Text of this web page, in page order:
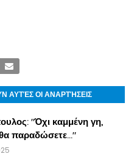
ΑΥΤΈΣ ΟΙ ΑΝΑΡΤΉΣΕΙΣ
"Όχι καμμένη γη,
παραδώσετε..."